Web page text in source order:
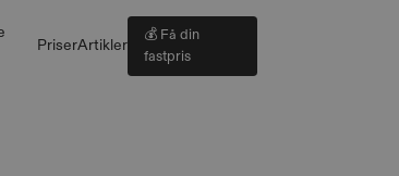
PriserArtikler
💰 Få din
fastpris